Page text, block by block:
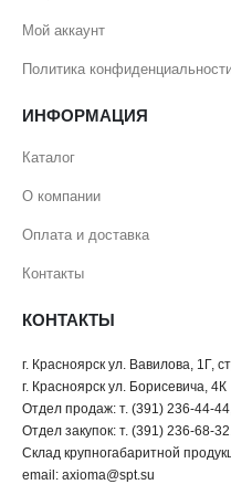
Мой аккаунт
Политика
ИНФОРМАЦИЯ
Каталог
О компании
Оплата и доставка
Контакты
КОНТАКТЫ
г. Красноярск ул. Вавилова, 1Г,
г. Красноярск ул. Борисевича, 4К
Отдел продаж: т. (391) 236-44-
Отдел закупок: т. (391) 236-68-32.
Склад крупногабаритной
email: axioma@spt.su